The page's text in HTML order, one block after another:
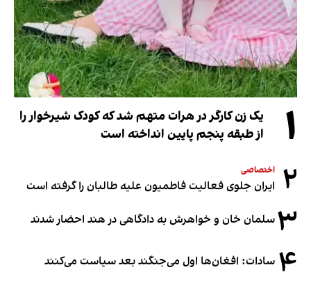
۱
یک زن کارگر در هرات متهم شد که کودک شیرخوار را
از طبقه پنجم پایین انداخته است
۲ اختصاصی
ایران جلوی فعالیت فاطمیون علیه طالبان را گرفته است
۳سلمان خان و خواهرش به دادگاهی در هند احضار شدند
۴ سادات: افغان‌ها اول می‌جنگند بعد سیاست می‌کنند